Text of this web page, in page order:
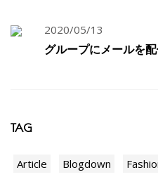
2020/05/13
グループにメールを
TAG
Article Blogdown